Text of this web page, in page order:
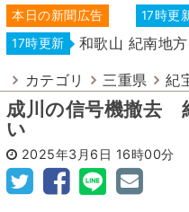
本日の新聞広告 17時更
17時更新 和歌山 紀南地
カテゴリ 三重県 紀
成川の信号機撤去
い
2025年3月6日 16時00分